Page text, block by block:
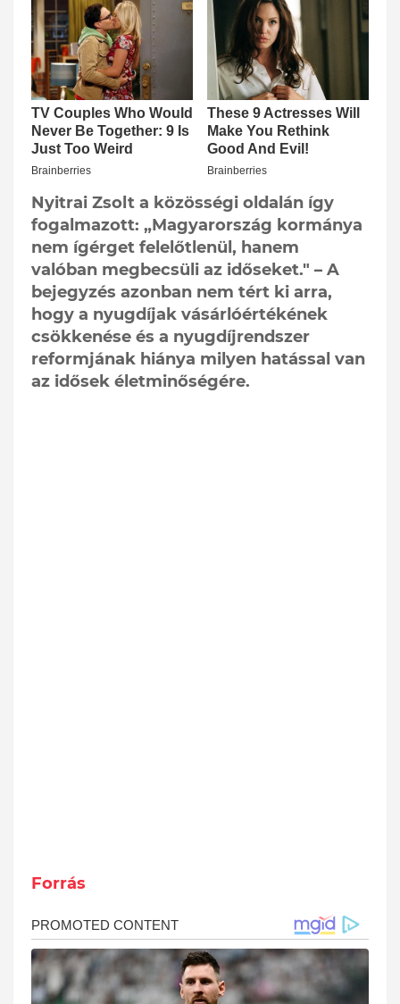
Nyitrai Zsolt a közösségi oldalán így
fogalmazott: „Magyarország kormánya
nem ígérget felelőtlenül, hanem
valóban megbecsüli az időseket." – A
bejegyzés azonban nem tért ki arra,
hogy a nyugdíjak vásárlóértékének
csökkenése és a nyugdíjrendszer
reformjának hiánya milyen hatással van
az idősek életminőségére.
Forrás